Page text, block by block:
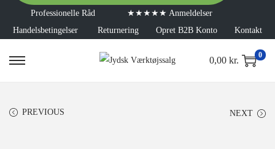
Professionelle Råd
★★★★★ Anmeldelser
Handelsbetingelser
Returnering Opret B2B Konto Kontakt
0,00 kr. 0
PREVIOUS NEXT